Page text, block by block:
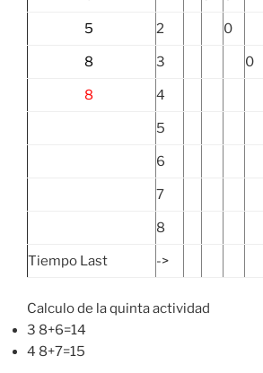
5 2 0
8 3 0
8 4
5
6
7
8
Tiempo Last ->
Calculo de la quinta actividad
3 8+6=14
4 8+7=15